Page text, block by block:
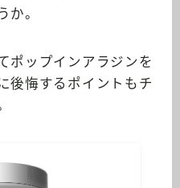
か。
ポップインアラジンを
後悔するポイントもチ